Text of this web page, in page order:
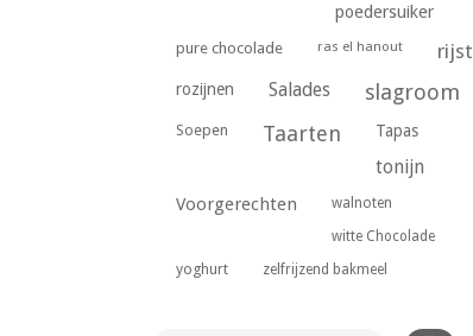
poedersuiker
pure chocolade ras el hanout rijst
rozijnen Salades slagroom
Soepen Taarten Tapas
tonijn
Voorgerechten
walnoten
witte Chocolade
yoghurt zelfrijzend bakmeel